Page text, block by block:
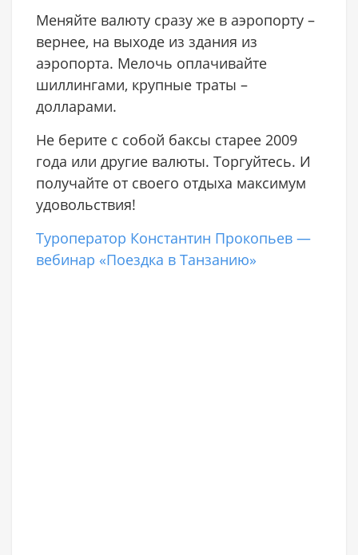
Меняйте валюту сразу же в аэропорту –
вернее, на выходе из здания из
аэропорта. Мелочь оплачивайте
шиллингами, крупные траты –
долларами.
Не берите с собой баксы старее 2009
года или другие валюты. Торгуйтесь. И
получайте от своего отдыха максимум
удовольствия!
Туроператор Константин Прокопьев —
вебинар «Поездка в Танзанию»